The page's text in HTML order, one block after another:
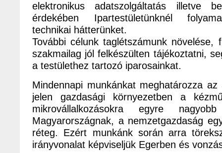
elektronikus adatszolgáltatás illetve
érdekében Ipartestületünknél
technikai hátterünket.
További célunk taglétszámunk növelése,
szakmailag jól felkészülten tájékoztatni,
a testülethez tartozó iparosainkat.
Mindennapi munkánkat meghatározza
jelen gazdasági környezetben a
mikrovállalkozásokra egyre
Magyarországnak, a nemzetgazdaság
réteg. Ezért munkánk során arra
irányvonalat képviseljük Egerben és